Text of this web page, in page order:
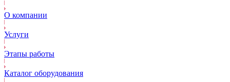
О компании
Услуги
Этапы работы
Каталог оборудования